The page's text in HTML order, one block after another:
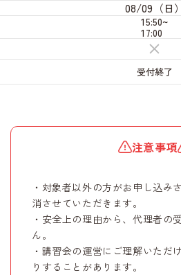
08/09（日）
15:50~
17:00
受
付
了
受付終了
注意事項
・対象者以外の方がお申し込み
消させていただきます。
・安全上の理由から、代理者の
ん。
・講習会の運営にご理解いただ
りすることがあります。